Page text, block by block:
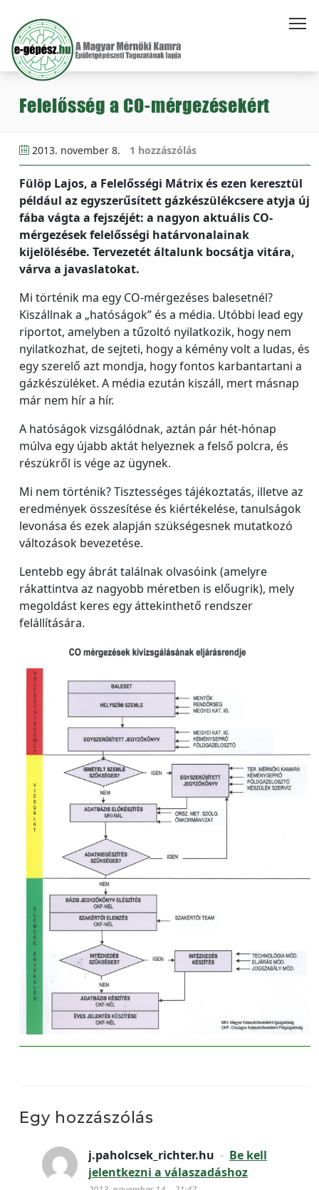
Felelősség a CO-mérgezésekért
2013. november 8. 1 hozzászólás
Fülöp Lajos, a Felelősségi Mátrix és ezen keresztül
például az egyszerűsített gázkészülékcsere atyja új
fába vágta a fejszéjét: a nagyon aktuális CO-
mérgezések felelősségi határvonalainak
kijelölésébe. Tervezetét általunk bocsátja vitára,
várva a javaslatokat.
Mi történik ma egy CO-mérgezéses balesetnél?
Kiszállnak a „hatóságok” és a média. Utóbbi lead egy
riportot, amelyben a tűzoltó nyilatkozik, hogy nem
nyilatkozhat, de sejteti, hogy a kémény volt a ludas, és
egy szerelő azt mondja, hogy fontos karbantartani a
gázkészüléket. A média ezután kiszáll, mert másnap
már nem hír a hír.
A hatóságok vizsgálódnak, aztán pár hét-hónap
múlva egy újabb aktát helyeznek a felső polcra, és
részükről is vége az ügynek.
Mi nem történik? Tisztességes tájékoztatás, illetve az
eredmények összesítése és kiértékelése, tanulságok
levonása és ezek alapján szükségesnek mutatkozó
változások bevezetése.
Lentebb egy ábrát találnak olvasóink (amelyre
rákattintva az nagyobb méretben is előugrik), mely
megoldást keres egy áttekinthető rendszer
felállítására.
Egy hozzászólás
j.paholcsek_richter.hu - Be kell
jelentkezni a válaszadáshoz